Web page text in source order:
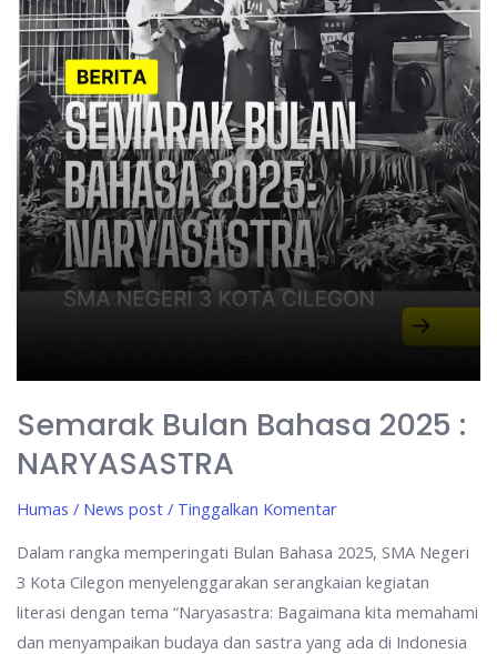
Semarak Bulan Bahasa 2025 :
NARYASASTRA
Humas / News post/ Tinggalkan Komentar
Dalam rangka memperingati Bulan Bahasa 2025, SMA Negeri
3 Kota Cilegon menyelenggarakan serangkaian kegiatan
literasi dengan tema “Naryasastra: Bagaimana kita memahami
dan menyampaikan budaya dan sastra yang ada di Indonesia